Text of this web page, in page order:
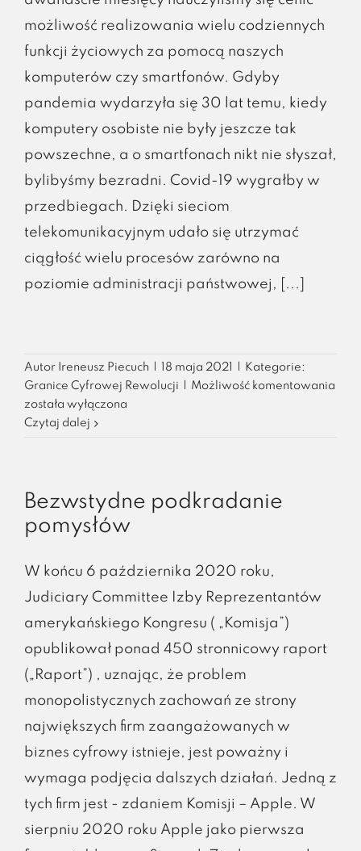
możliwość realizowania wielu codziennych
funkcji życiowych za pomocą naszych
komputerów czy smartfonów. Gdyby
pandemia wydarzyła się 30 lat temu, kiedy
komputery osobiste nie były jeszcze tak
powszechne, a o smartfonach nikt nie słyszał,
bylibyśmy bezradni. Covid-19 wygrałby w
przedbiegach. Dzięki sieciom
telekomunikacyjnym udało się utrzymać
ciągłość wielu procesów zarówno na
poziomie administracji państwowej, [...]
Autor Ireneusz Piecuch 18 maja 2021
Kategorie:
Granice Cyfrowej Rewolucji
Możliwość komentowania
5G
–
została wyłączona
Czytaj dalej
Bezwstydne podkradanie
pomysłów
W końcu 6 października 2020 roku,
Judiciary Committee Izby Reprezentantów
amerykańskiego Kongresu ( „Komisja”)
opublikował ponad 450 stronnicowy raport
(„Raport”) , uznając, że problem
monopolistycznych zachowań ze strony
największych firm zaangażowanych w
biznes cyfrowy istnieje, jest poważny i
wymaga podjęcia dalszych działań. Jedną z
tych firm jest - zdaniem Komisji – Apple. W
sierpniu 2020 roku Apple jako pierwsza